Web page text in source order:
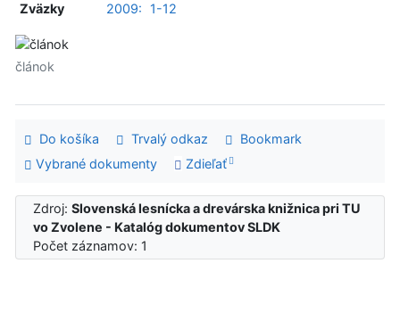
Zväzky
2009: 1-12
článok
Do košíka Trvalý odkaz
Bookmark
Vybrané dokumenty
Zdieľať
Zdroj:Slovenská lesnícka a drevárska knižnica pri TU
vo Zvolene - Katalóg dokumentov SLDK
Počet záznamov: 1